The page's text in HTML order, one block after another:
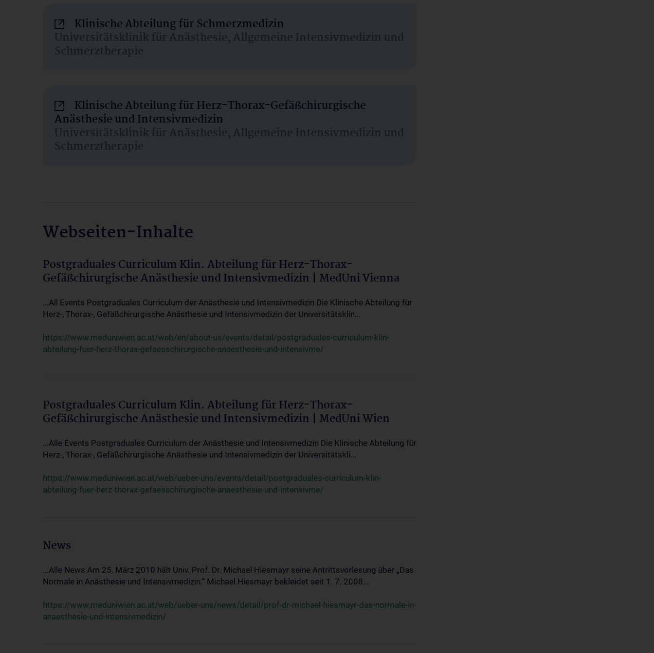
Klinische Abteilung für Schmerzmedizin
Universitätsklinik für Anästhesie, Allgemeine Intensivmedizin und
Schmerztherapie
Klinische Abteilung für Herz-Thorax-Gefäßchirurgische
Anästhesie und Intensivmedizin
Universitätsklinik für Anästhesie, Allgemeine Intensivmedizin und
Schmerztherapie
Webseiten-Inhalte
Postgraduales Curriculum Klin. Abteilung für Herz-Thorax-
Gefäßchirurgische Anästhesie und Intensivmedizin | MedUni Vienna
...All Events Postgraduales Curriculum der Anästhesie und Intensivmedizin Die Klinische Abteilung für
Herz-, Thorax-, Gefäßchirurgische Anästhesie und Intensivmedizin der Universitätsklin...
https://www.meduniwien.ac.at/web/en/about-us/events/detail/postgraduales-curriculum-klin-
abteilung-fuer-herz-thorax-gefaesschirurgische-anaesthesie-und-intensivme/
Postgraduales Curriculum Klin. Abteilung für Herz-Thorax-
Gefäßchirurgische Anästhesie und Intensivmedizin | MedUni Wien
...Alle Events Postgraduales Curriculum der Anästhesie und Intensivmedizin Die Klinische Abteilung für
Herz-, Thorax-, Gefäßchirurgische Anästhesie und Intensivmedizin der Universitätskli...
https://www.meduniwien.ac.at/web/ueber-uns/events/detail/postgraduales-curriculum-klin-
abteilung-fuer-herz-thorax-gefaesschirurgische-anaesthesie-und-intensivme/
News
...Alle News Am 25. März 2010 hält Univ. Prof. Dr. Michael Hiesmayr seine Antrittsvorlesung über „Das
Normale in Anästhesie und Intensivmedizin.“ Michael Hiesmayr bekleidet seit 1. 7. 2008...
https://www.meduniwien.ac.at/web/ueber-uns/news/detail/prof-dr-michael-hiesmayr-das-normale-in-
anaesthesie-und-intensivmedizin/